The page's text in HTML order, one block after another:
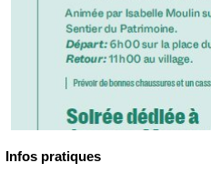
Infos pratiques